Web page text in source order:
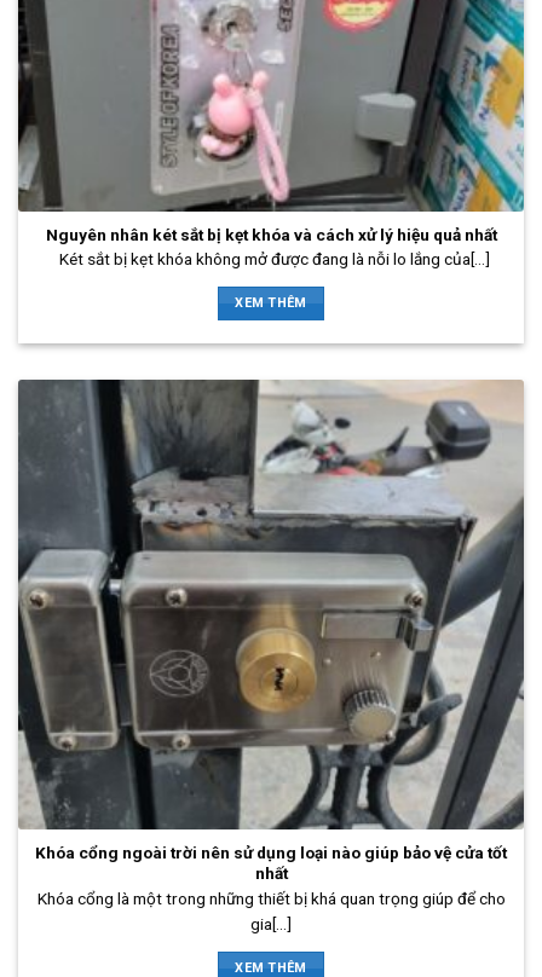
Nguyên nhân két sắt bị kẹt khóa và cách xử lý hiệu quả nhất
Két sắt bị kẹt khóa không mở được đang là nỗi lo lắng của[...]
XEM THÊM
Khóa cổng ngoài trời nên sử dụng loại nào giúp bảo vệ cửa tốt
nhất
Khóa cổng là một trong những thiết bị khá quan trọng giúp để cho
gia[...]
XEM THÊM